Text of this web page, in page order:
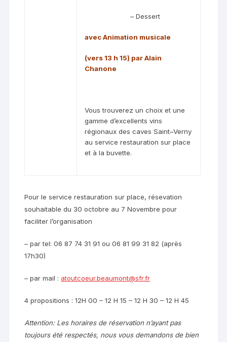
– Dessert
avec Animation musicale
(vers 13 h 15) par Alain
Chanone
Vous trouverez un choix et une
gamme d’excellents vins
régionaux des caves Saint–Verny
au service restauration sur place
et à la buvette.
Pour le service restauration sur place, résevation
souhaitable du 30 octobre au 7 Novembre pour
faciliter l’organisation
– par tel: 06 87 74 31 91 ou 06 81 99 31 82 (après
17h30)
– par mail : atoutcoeur.beaumont@sfr.fr
4 propositions : 12H 00 – 12 H 15 – 12 H 30 – 12 H 45
Attention: Les horaires de réservation n’ayant pas
toujours été respectés, nous vous demandons de bien